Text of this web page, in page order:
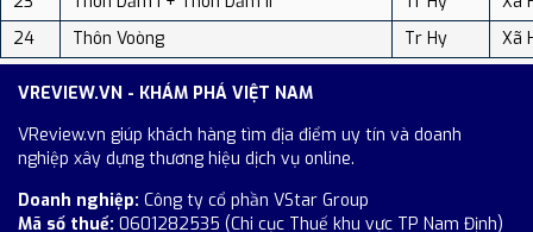
24
Thôn Voòng Tr Hy Xã
VREVIEW.VN - KHÁM PHÁ VIỆT NAM
VReview.vn giúp khách hàng tìm địa điểm uy tín và doanh
nghiệp xây dựng thương hiệu dịch vụ online.
Doanh nghiệp: Công ty cổ phần VStar Group
Mã số thuế: 0601282535 (Chi cục Thuế khu vực TP Nam Định)